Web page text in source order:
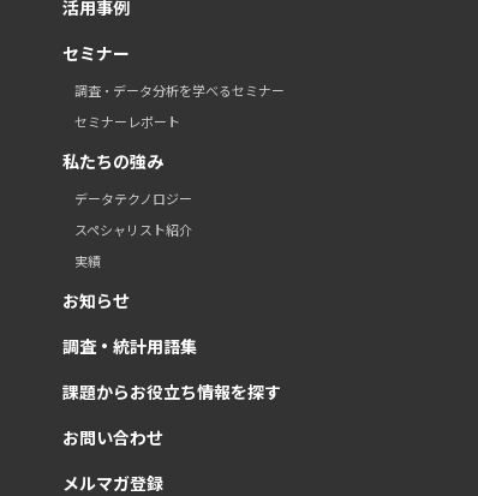
活用事例
セミナー
調査・データ分析を学べるセミナー
セミナーレポート
私たちの強み
データテクノロジー
スペシャリスト紹介
実績
お知らせ
調査・統計用語集
課題からお役立ち情報を探す
お問い合わせ
メルマガ登録